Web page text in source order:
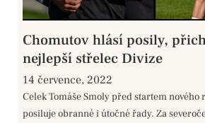
Chomutov hlásí posily,
nejlepší střelec Divize
14 července, 2022
Celek Tomáše Smoly před startem
posiluje obranné i útočné řady. Za